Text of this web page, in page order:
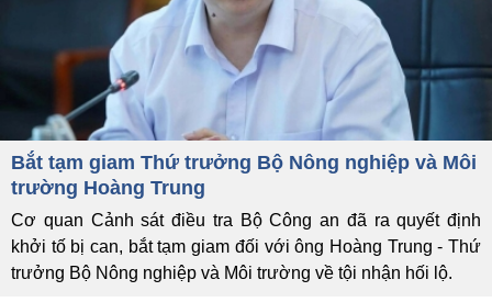
Bắt tạm giam Thứ trưởng Bộ Nông nghiệp và Môi
trường Hoàng Trung
Cơ quan Cảnh sát điều tra Bộ Công an đã ra quyết định
khởi tố bị can, bắt tạm giam đối với ông Hoàng Trung - Thứ
trưởng Bộ Nông nghiệp và Môi trường về tội nhận hối lộ.